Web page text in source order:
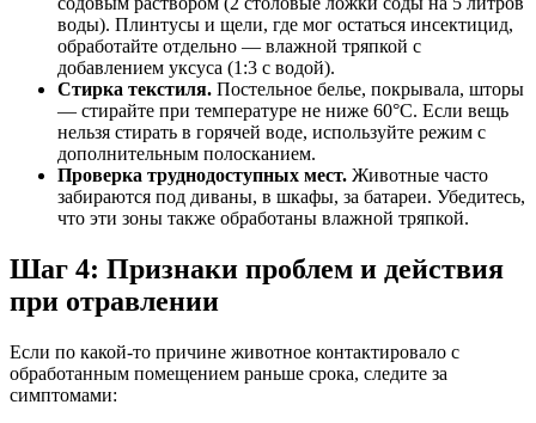
воды). Плинтусы и щели, где мог остаться инсектицид,
обработайте отдельно — влажной тряпкой с
добавлением уксуса (1:3 с водой).
Стирка текстиля. Постельное белье, покрывала, шторы
— стирайте при температуре не ниже 60°C. Если вещь
нельзя стирать в горячей воде, используйте режим с
дополнительным полосканием.
Проверка труднодоступных мест. Животные часто
забираются под диваны, в шкафы, за батареи. Убедитесь,
что эти зоны также обработаны влажной тряпкой.
Шаг 4: Признаки проблем и действия
при отравлении
Если по какой-то причине животное контактировало с
обработанным помещением раньше срока, следите за
симптомами: